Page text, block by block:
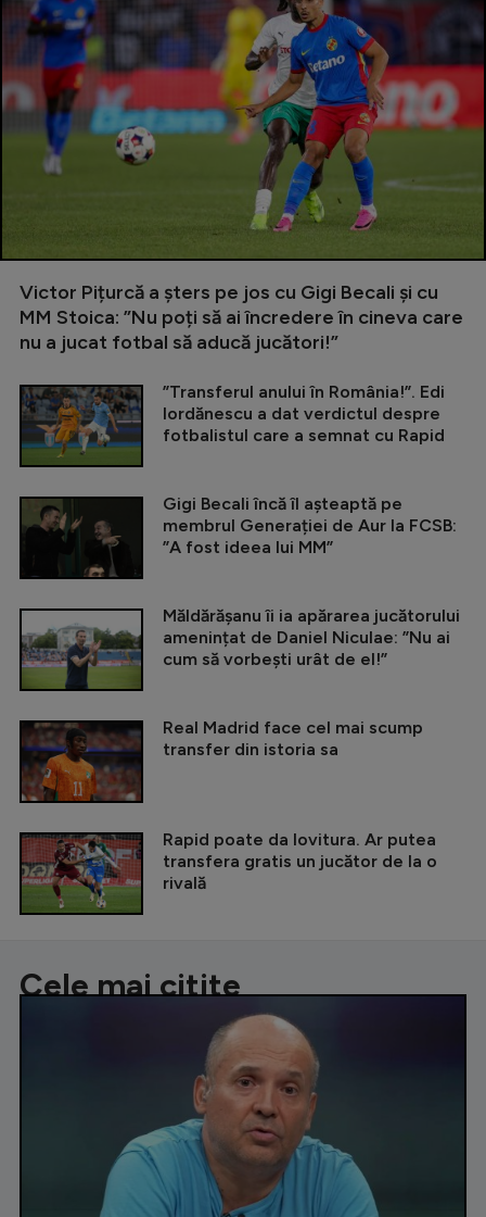
Victor Pițurcă a șters pe jos cu Gigi Becali și cu
MM Stoica: ”Nu poți să ai încredere în cineva care
nu a jucat fotbal să aducă jucători!”
”Transferul anului în România!”. Edi
Iordănescu a dat verdictul despre
fotbalistul care a semnat cu Rapid
Gigi Becali încă îl așteaptă pe
membrul Generației de Aur la FCSB:
”A fost ideea lui MM”
Măldărășanu îi ia apărarea jucătorului
amenințat de Daniel Niculae: ”Nu ai
cum să vorbești urât de el!”
Real Madrid face cel mai scump
transfer din istoria sa
Rapid poate da lovitura. Ar putea
transfera gratis un jucător de la o
rivală
Cele mai citite